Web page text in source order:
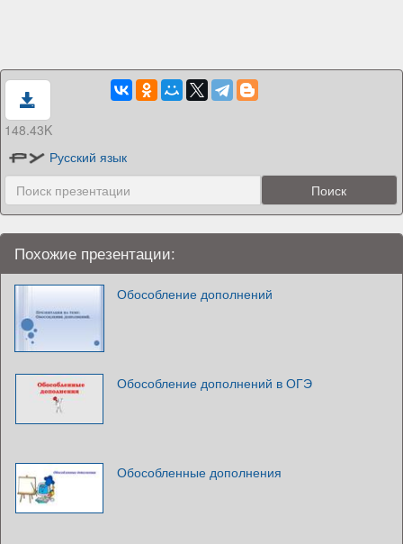
148.43K
Русский язык
Похожие презентации:
Обособление дополнений
Обособление дополнений в ОГЭ
Обособленные дополнения